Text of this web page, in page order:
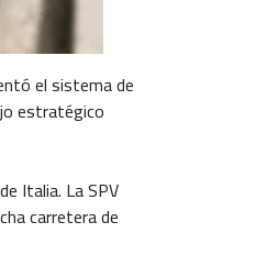
el sistema de
estratégico
Italia. La SPV
carretera de